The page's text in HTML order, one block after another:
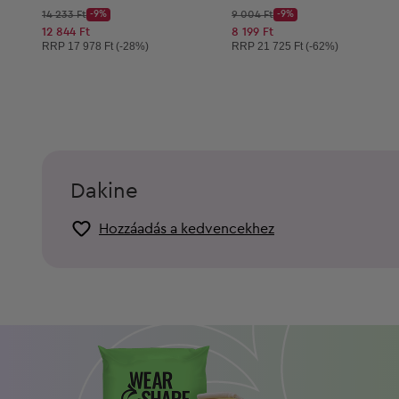
Kezdő ár:
14 233 Ft
Discount Price:
-9%
Csökkentett ár:
12 844 Ft
Ajánlott ár:
RRP 17 978 Ft (-28%)
Kezdő ár:
9 004 Ft
Discount Price:
-9%
Csökkentett ár:
8 199 Ft
Ajánlott ár:
RRP21 725 Ft (-62%)
Dakine
Hozzáadás a kedvencekhez